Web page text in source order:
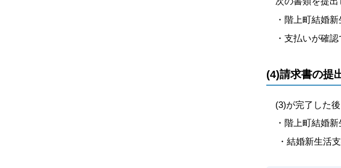
・階上町結婚新
・支払いが確認
(4)請求書の提
(3)が完了した後
・階上町結婚新
・結婚新生活支